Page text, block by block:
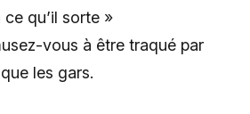
ce qu’il sorte »
vous à être traqué par
les gars.